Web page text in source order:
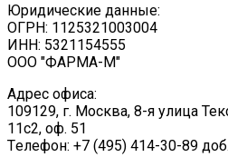
Юридические данные:
ОГРН: 1125321003004
ИНН: 5321154555
ООО "ФАРМА-М"
Адрес офиса:
109129, г. Москва, ​8-я улица
11с2, оф. 51
Tелефон: +7 (495) 414-30-89